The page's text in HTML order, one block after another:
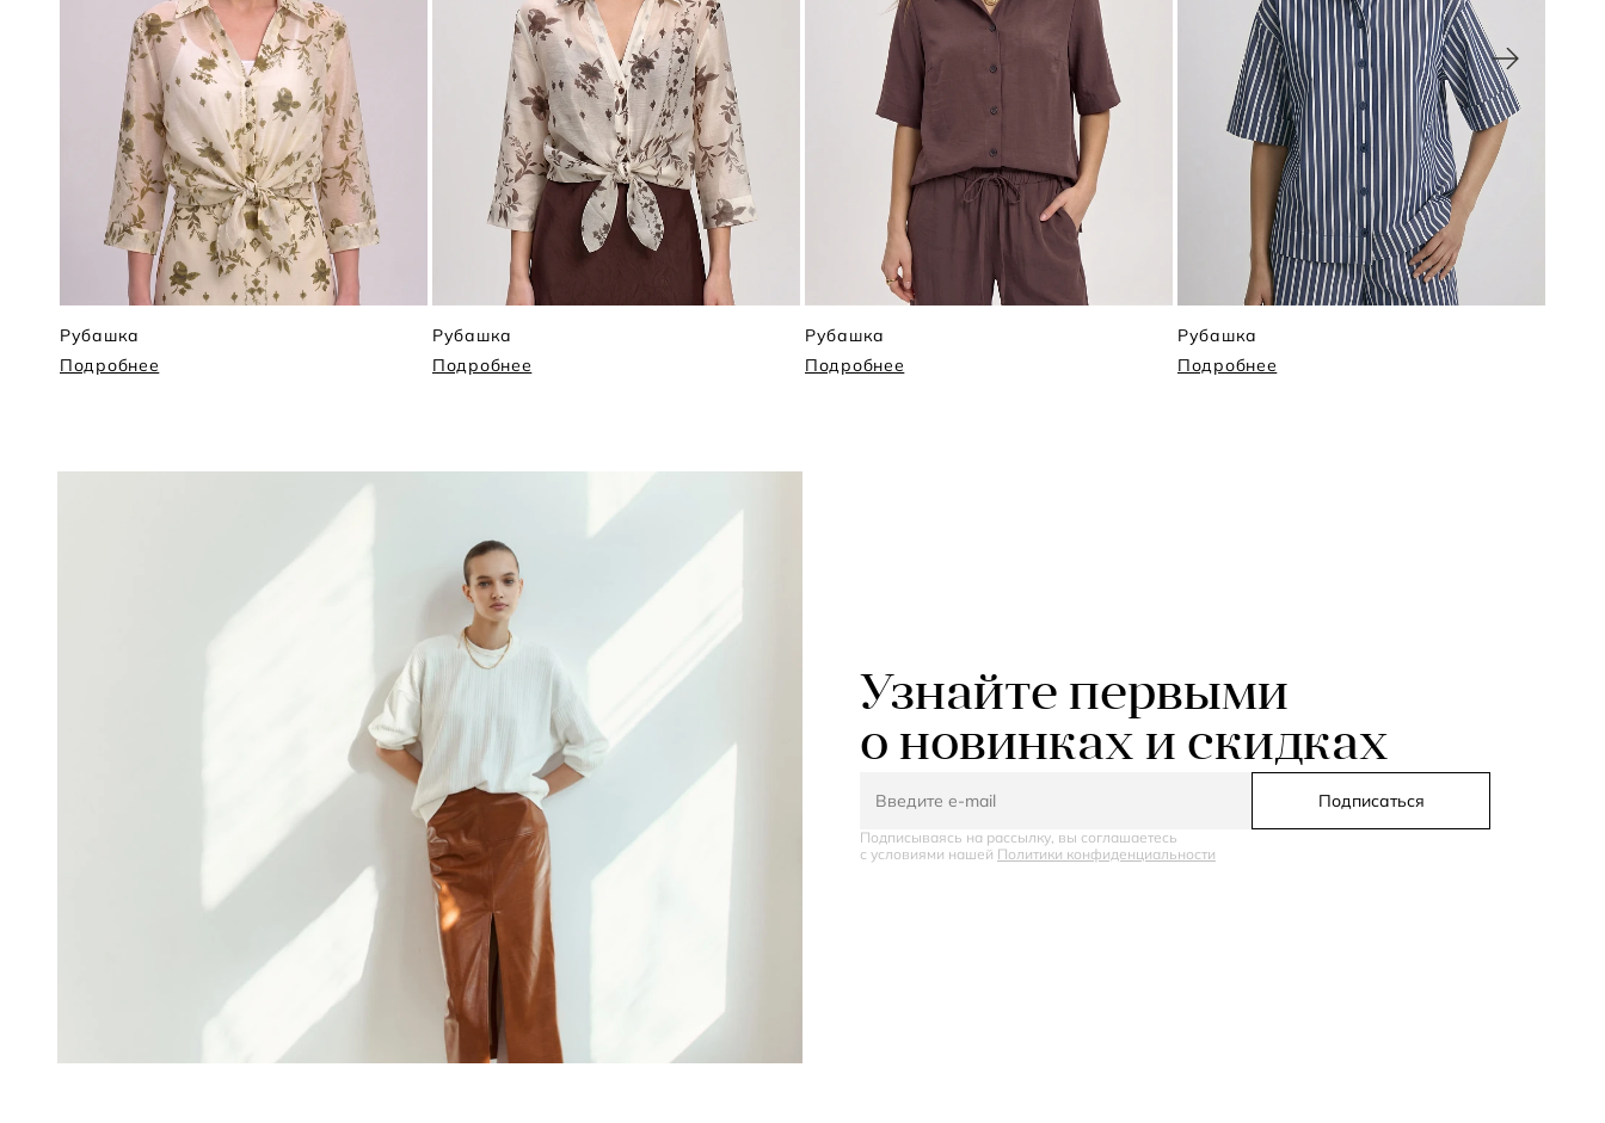
Рубашка
Подробнее
Рубашка
Подробнее
Рубашка
Подробнее
Рубашка
Подробнее
Узнайте первыми
о новинках и скидках
Подписаться
Подписываясь на рассылку, вы соглашаетесь
с условиями нашей Политики конфиденциальности